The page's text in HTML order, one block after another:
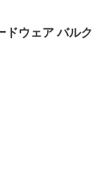
ドウェア バルク